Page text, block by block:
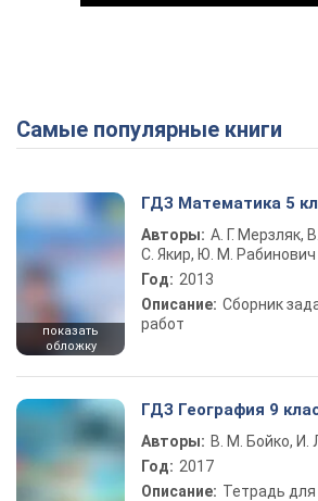
Play
Самые популярные книги
показать
обложку
ГДЗ Математика 5
Авторы: А. Г. Мерзляк,
С. Якир, Ю. М. Рабинович
Год: 2013
Описание: Сборник
работ
ГДЗ География 9
Авторы: В. М. Бойко, И.
Год: 2017
Описание: Тетрадь для